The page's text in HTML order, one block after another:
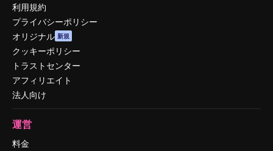
利用規約
プライバシーポリシー
オリジナル 新規
クッキーポリシー
トラストセンター
アフィリエイト
法人向け
運営
料金